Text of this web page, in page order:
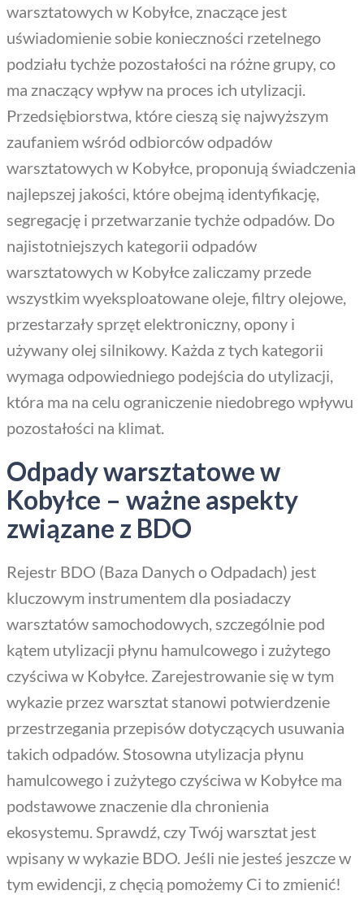
warsztatowych w Kobyłce, znaczące jest
uświadomienie sobie konieczności rzetelnego
podziału tychże pozostałości na różne grupy, co
ma znaczący wpływ na proces ich utylizacji.
Przedsiębiorstwa, które cieszą się najwyższym
zaufaniem wśród odbiorców odpadów
warsztatowych w Kobyłce, proponują świadczenia
najlepszej jakości, które obejmą identyfikację,
segregację i przetwarzanie tychże odpadów. Do
najistotniejszych kategorii odpadów
warsztatowych w Kobyłce zaliczamy przede
wszystkim wyeksploatowane oleje, filtry olejowe,
przestarzały sprzęt elektroniczny, opony i
używany olej silnikowy. Każda z tych kategorii
wymaga odpowiedniego podejścia do utylizacji,
która ma na celu ograniczenie niedobrego wpływu
pozostałości na klimat.
Odpady warsztatowe w
Kobyłce – ważne aspekty
związane z BDO
Rejestr BDO (Baza Danych o Odpadach) jest
kluczowym instrumentem dla posiadaczy
warsztatów samochodowych, szczególnie pod
kątem utylizacji płynu hamulcowego i zużytego
czyściwa w Kobyłce. Zarejestrowanie się w tym
wykazie przez warsztat stanowi potwierdzenie
przestrzegania przepisów dotyczących usuwania
takich odpadów. Stosowna utylizacja płynu
hamulcowego i zużytego czyściwa w Kobyłce ma
podstawowe znaczenie dla chronienia
ekosystemu. Sprawdź, czy Twój warsztat jest
wpisany w wykazie BDO. Jeśli nie jesteś jeszcze w
tym ewidencji, z chęcią pomożemy Ci to zmienić!